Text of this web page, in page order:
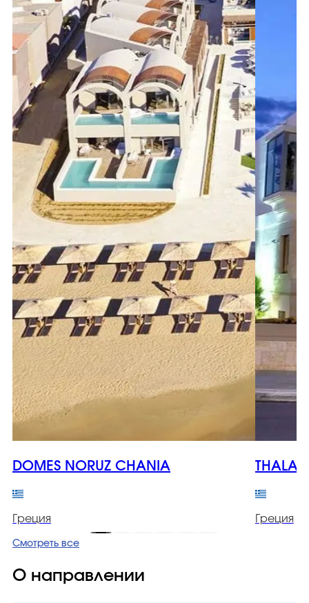
DOMES NORUZ CHANIA
Греция Греция
Смотреть все
О направлении